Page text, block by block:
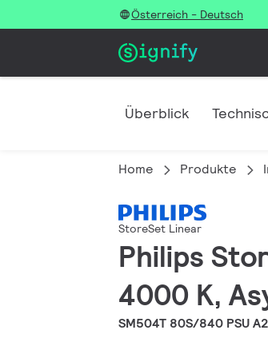
Österreich - Deutsch
Überblick
Home Produkte
StoreSet Linear
Philips
4000 K,
SM504T 80S/840 PSU